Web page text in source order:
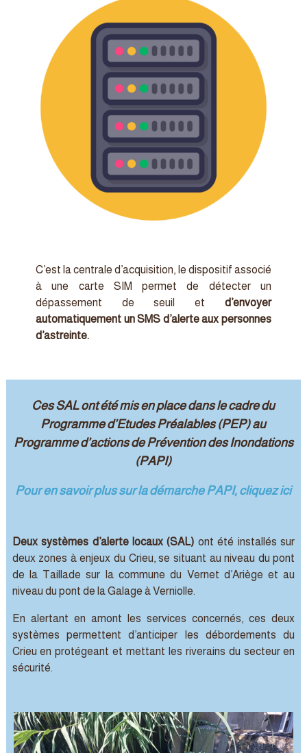
C’est la centrale d’acquisition, le dispositif associé
à une carte SIM permet de détecter un
dépassement de seuil et d’envoyer
automatiquement un SMS d’alerte aux personnes
d’astreinte.
Ces SAL ont été mis en place dans le cadre du
Programme d’Etudes Préalables (PEP) au
Programme d’actions de Prévention des Inondations
(PAPI)
Pour en savoir plus sur la démarche PAPI, cliquez ici
Deux systèmes d’alerte locaux (SAL) ont été installés sur
deux zones à enjeux du Crieu, se situant au niveau du pont
de la Taillade sur la commune du Vernet d’Ariège et au
niveau du pont de la Galage à Verniolle.
En alertant en amont les services concernés, ces deux
systèmes permettent d’anticiper les débordements du
Crieu en protégeant et mettant les riverains du secteur en
sécurité.